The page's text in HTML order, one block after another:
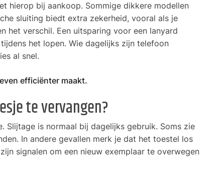
hierop bij aankoop. Sommige dikkere modellen
sluiting biedt extra zekerheid, vooral als je
het verschil. Een uitsparing voor een lanyard
het lopen. Wie dagelijks zijn telefoon
al snel.
efficiënter maakt.
te vervangen?
Slijtage is normaal bij dagelijks gebruik. Soms zie
In andere gevallen merk je dat het toestel los
signalen om een nieuw exemplaar te overwegen